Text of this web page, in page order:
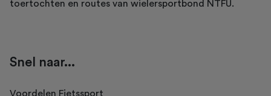
toertochten en routes van wielersportbond NTFU.
Snel naar...
Voordelen Fietssport